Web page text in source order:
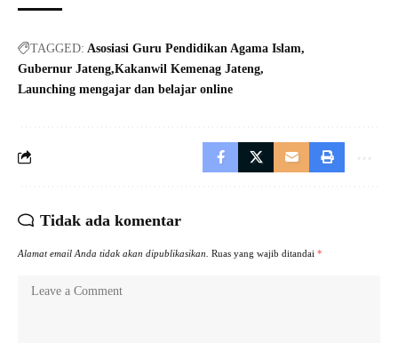
TAGGED: Asosiasi Guru Pendidikan Agama Islam
Gubernur Jateng Kakanwil Kemenag Jateng
Launching mengajar dan belajar online
Tidak ada komentar
Alamat email Anda tidak akan dipublikasikan. Ruas yang wajib ditandai *